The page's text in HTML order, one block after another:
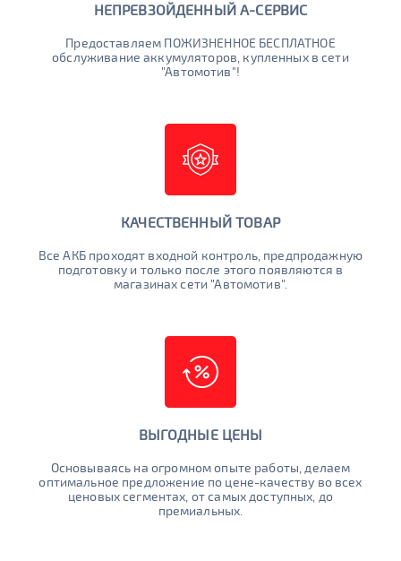
НЕПРЕВЗОЙДЕННЫЙ А-СЕРВИС
Предоставляем ПОЖИЗНЕННОЕ БЕСПЛАТНОЕ
обслуживание аккумуляторов, купленных в сети
"Автомотив"!
КАЧЕСТВЕННЫЙ ТОВАР
Все АКБ проходят входной контроль, предпродажную
подготовку и только после этого появляются в
магазинах сети "Автомотив".
ВЫГОДНЫЕ ЦЕНЫ
Основываясь на огромном опыте работы, делаем
оптимальное предложение по цене-качеству во всех
ценовых сегментах, от самых доступных, до
премиальных.